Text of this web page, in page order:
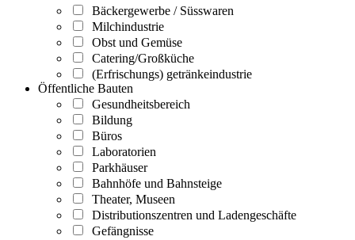
Bäckergewerbe / Süsswaren
Milchindustrie
Obst und Gemüse
Catering/Großküche
(Erfrischungs) getränkeindustrie
Öffentliche Bauten
Gesundheitsbereich
Bildung
Büros
Laboratorien
Parkhäuser
Bahnhöfe und Bahnsteige
Theater, Museen
Distributionszentren und Ladengeschäfte
Gefängnisse